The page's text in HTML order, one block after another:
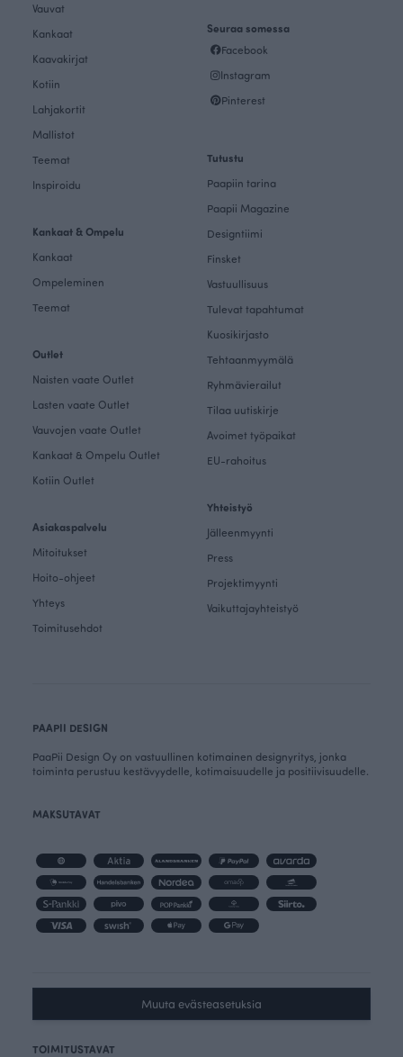
Vauvat
Kankaat
Kaavakirjat
Kotiin
Lahjakortit
Mallistot
Teemat
Inspiroidu
Kankaat & Ompelu
Kankaat
Ompeleminen
Teemat
Outlet
Naisten vaate Outlet
Lasten vaate Outlet
Vauvojen vaate Outlet
Kankaat & Ompelu Outlet
Kotiin Outlet
Asiakaspalvelu
Mitoitukset
Hoito-ohjeet
Yhteys
Toimitusehdot
Seuraa somessa
Facebook
Instagram
Pinterest
Tutustu
Paapiin tarina
Paapii Magazine
Designtiimi
Finsket
Vastuullisuus
Tulevat tapahtumat
Kuosikirjasto
Tehtaanmyymälä
Ryhmävierailut
Tilaa uutiskirje
Avoimet työpaikat
EU-rahoitus
Yhteistyö
Jälleenmyynti
Press
Projektimyynti
Vaikuttajayhteistyö
PAAPII DESIGN
PaaPii Design Oy on vastuullinen kotimainen designyritys, jonka
toiminta perustuu kestävyydelle, kotimaisuudelle ja positiivisuudelle.
MAKSUTAVAT
Muuta evästeasetuksia
TOIMITUSTAVAT